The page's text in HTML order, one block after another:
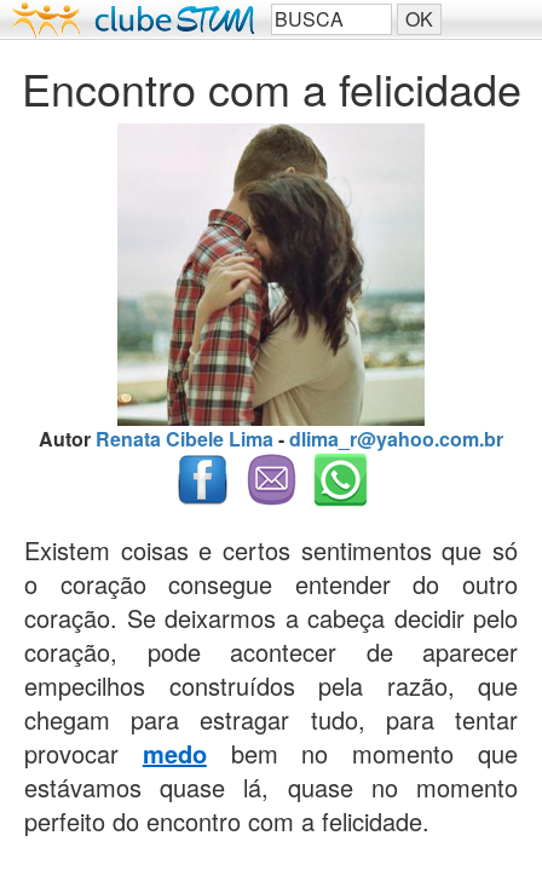
Encontro com a felicidade
Autor Renata Cibele Lima-dlima_r@yahoo.com.br
Existem coisas e certos sentimentos que só
o coração consegue entender do outro
coração. Se deixarmos a cabeça decidir pelo
coração, pode acontecer de aparecer
empecilhos construídos pela razão, que
chegam para estragar tudo, para tentar
provocar medobem no momento que
estávamos quase lá, quase no momento
perfeito do encontro com a felicidade.